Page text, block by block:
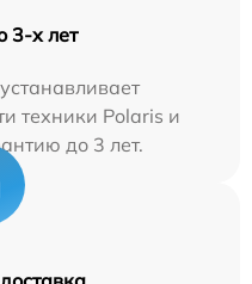
3-х лет
техники Polaris и
до 3 лет.